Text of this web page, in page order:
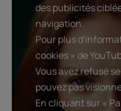
des publicités
navigation.
Pour plus
cookies » de
Vous avez refusé
pouvez pas
En cliquant sur «